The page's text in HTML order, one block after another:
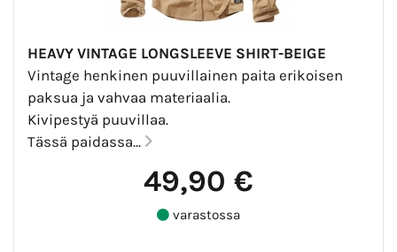
HEAVY VINTAGE LONGSLEEVE SHIRT-BEIGE
Vintage henkinen puuvillainen paita erikoisen
paksua ja vahvaa materiaalia.
Kivipestyä puuvillaa.
Tässä paidassa...
49,90 €
varastossa